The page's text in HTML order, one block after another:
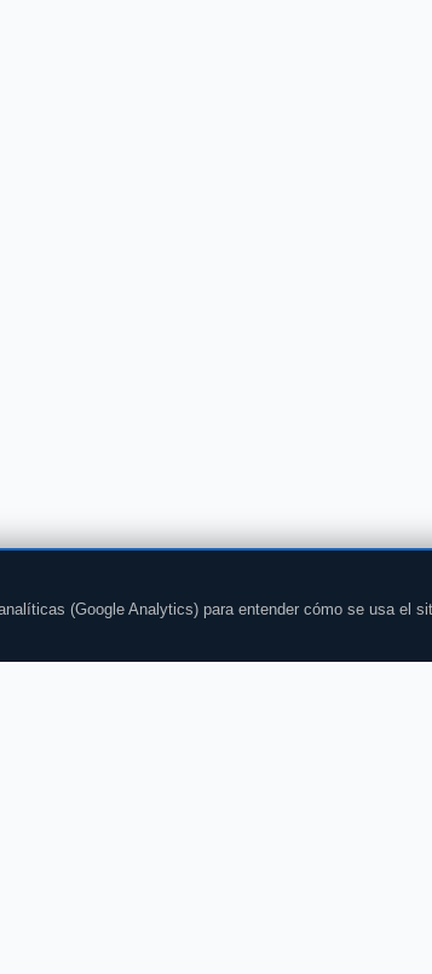
(Google Analytics) para entender cómo se usa el